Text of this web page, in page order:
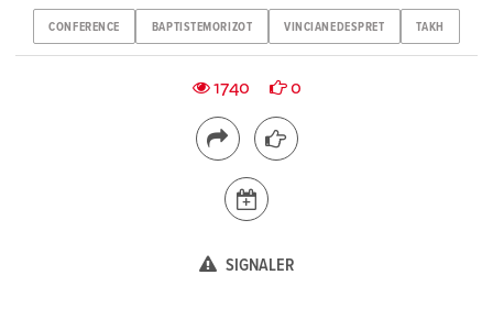
CONFERENCE BAPTISTEMORIZOT VINCIANEDESPRET TAKH
1740 0
SIGNALER